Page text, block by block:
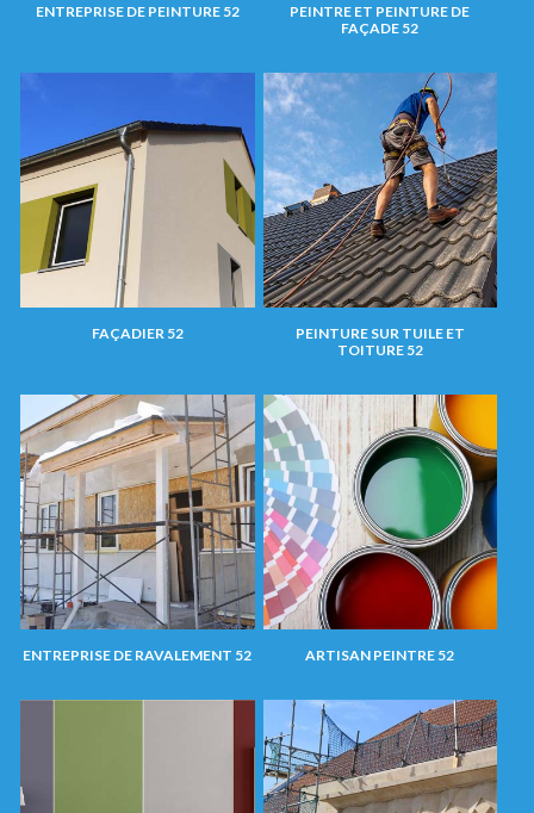
ENTREPRISE DE PEINTURE 52
PEINTRE ET PEINTURE DE
FAÇADE 52
FAÇADIER 52
PEINTURE SUR TUILE ET
TOITURE 52
ENTREPRISE DE RAVALEMENT 52 ARTISAN PEINTRE 52